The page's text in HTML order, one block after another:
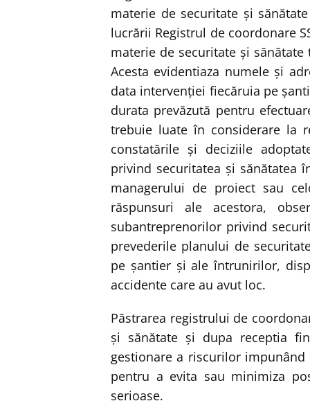
materie de securitate şi
lucrării Registrul de coordonare
materie de securitate şi
Acesta evidentiaza numele şi
data intervenţiei fiecăruia pe
durata prevăzută pentru
trebuie luate în considerare la
constatările şi deciziile
privind securitatea şi sănătatea
managerului de proiect sau
răspunsuri ale acestora,
subantreprenorilor privind
prevederile planului de
pe şantier şi ale întrunirilor,
accidente care au avut loc.
Păstrarea registrului de
şi sănătate şi dupa receptia
gestionare a riscurilor
pentru a evita sau minimiza
serioase.